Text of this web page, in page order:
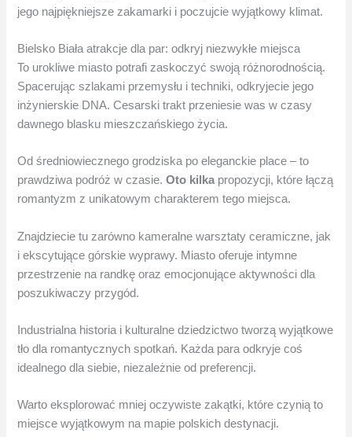
jego najpiękniejsze zakamarki i poczujcie wyjątkowy klimat.
Bielsko Biała atrakcje dla par: odkryj niezwykłe miejsca
To urokliwe miasto potrafi zaskoczyć swoją różnorodnością.
Spacerując szlakami przemysłu i techniki, odkryjecie jego
inżynierskie DNA. Cesarski trakt przeniesie was w czasy
dawnego blasku mieszczańskiego życia.
Od średniowiecznego grodziska po eleganckie place – to
prawdziwa podróż w czasie.Oto kilkapropozycji, które łączą
romantyzm z unikatowym charakterem tego miejsca.
Znajdziecie tu zarówno kameralne warsztaty ceramiczne, jak
i ekscytujące górskie wyprawy. Miasto oferuje intymne
przestrzenie na randkę oraz emocjonujące aktywności dla
poszukiwaczy przygód.
Industrialna historia i kulturalne dziedzictwo tworzą wyjątkowe
tło dla romantycznych spotkań. Każda para odkryje coś
idealnego dla siebie, niezależnie od preferencji.
Warto eksplorować mniej oczywiste zakątki, które czynią to
miejsce wyjątkowym na mapie polskich destynacji.